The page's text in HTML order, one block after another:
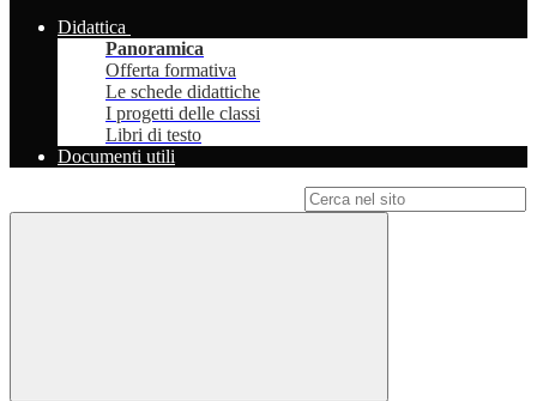
Didattica
Panoramica
Offerta formativa
Le schede didattiche
I progetti delle classi
Libri di testo
Documenti utili